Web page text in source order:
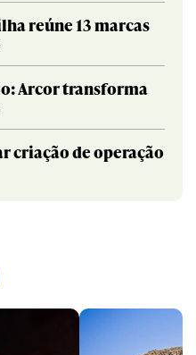
reúne 13 marcas
Arcor transforma
criação de operação